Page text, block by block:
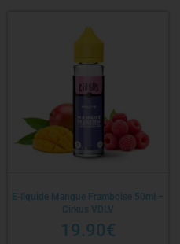
E-liquide Mangue Framboise 50ml –
Cirkus VDLV
19.90€